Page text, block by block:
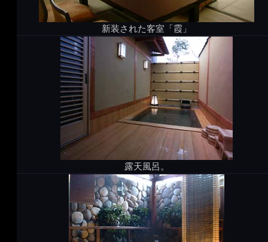
新装された客室「霞」
露天風呂。